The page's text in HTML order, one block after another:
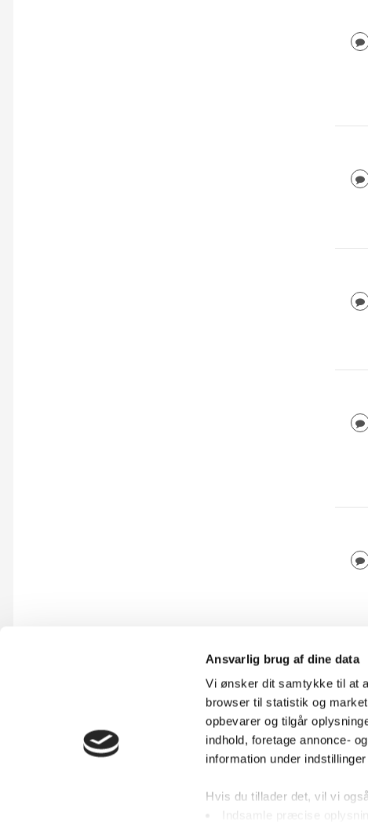
Ansvarlig brug af dine data
Vi ønsker dit samtykke til at
browser til statistik og
opbevarer og tilgår
indhold, foretage annonce-
information under
Hvis du tillader det, vil vi